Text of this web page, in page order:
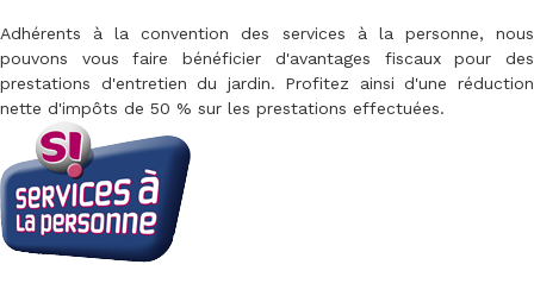
Adhérents à la convention des services à la personne, nous
pouvons vous faire bénéficier d'avantages fiscaux pour des
prestations d'entretien du jardin. Profitez ainsi d'une réduction
nette d'impôts de 50 % sur les prestations effectuées.